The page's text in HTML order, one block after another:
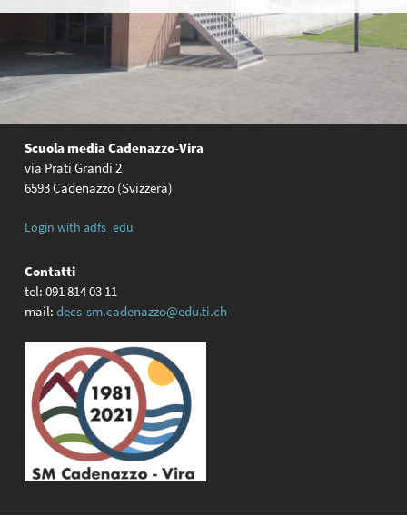
Scuola mediaCadenazzo-Vira
via Prati Grandi 2
6593 Cadenazzo (Svizzera)
Login with adfs_edu
Contatti
tel: 091 814 03 11
mail: decs-sm.cadenazzo@edu.ti.ch